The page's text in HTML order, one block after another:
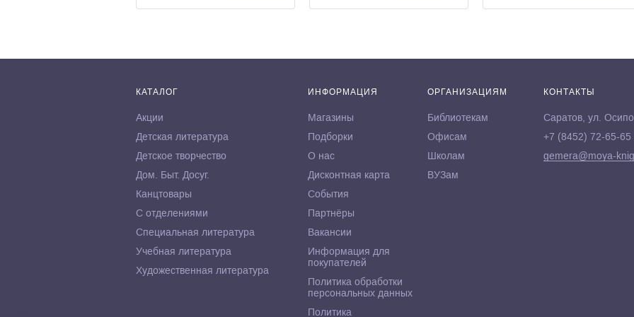
КАТАЛОГ
Акции
Детская литература
Детское творчество
Дом. Быт. Досуг.
Канцтовары
С отделениями
Специальная литература
Учебная литература
Художественная литература
ИНФОРМАЦИЯ
Магазины
Подборки
О нас
Дисконтная карта
События
Партнёры
Вакансии
Информация для
покупателей
Политика обработки
персональных данных
Политика
ОРГАНИЗАЦИЯМ
Библиотекам
Офисам
Школам
ВУЗам
КОНТАКТЫ
Саратов, ул.
+7 (8452) 72-65-65
gemera@moya-